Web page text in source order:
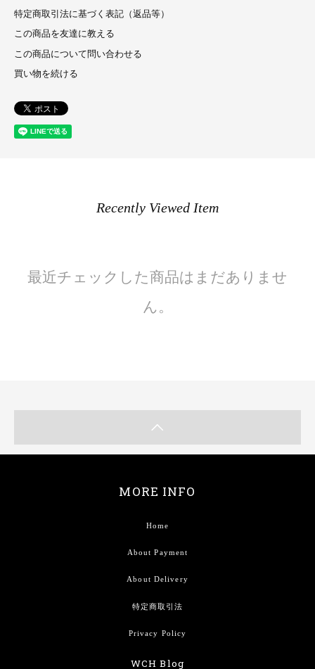
特定商取引法に基づく表記（返品等）
この商品を友達に教える
この商品について問い合わせる
買い物を続ける
Recently Viewed Item
最近チェックした商品はまだありませ
ん。
MORE INFO
Home
About Payment
About Delivery
特定商取引法
Privacy Policy
WCH Blog